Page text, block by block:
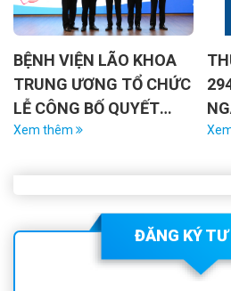
THƯ MỜI CHÀO GIÁ SỐ
294/BVLKTW-P.VT
NGÀY 19/3/2025
Xem thêm
ĐĂNG KÝ